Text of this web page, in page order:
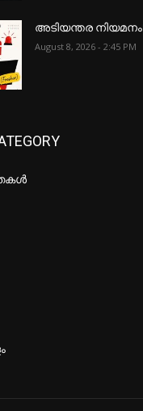
അടിയന്തര നിയമനം
August 8, 2026 - 2:45 PM